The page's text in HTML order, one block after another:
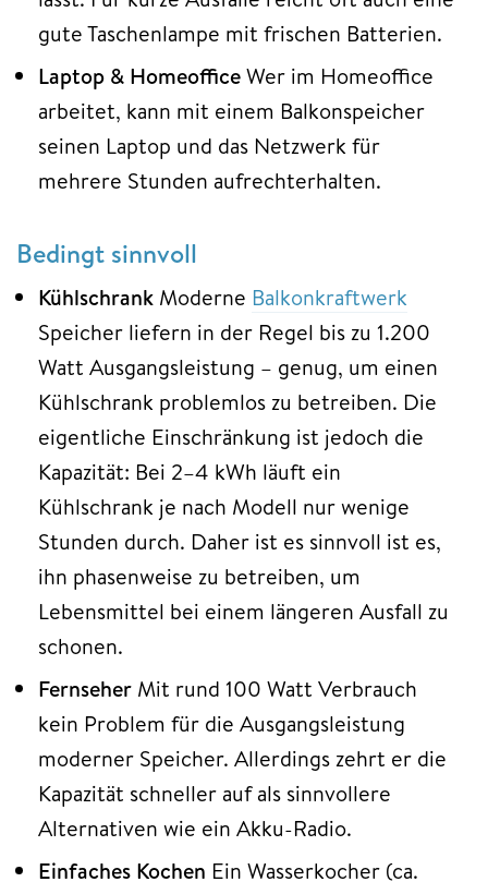
gute Taschenlampe mit frischen Batterien.
Laptop & HomeofficeWer im Homeoffice
arbeitet, kann mit einem Balkonspeicher
seinen Laptop und das Netzwerk für
mehrere Stunden aufrechterhalten.
Bedingt sinnvoll
Kühlschrank Moderne Balkonkraftwerk
Speicher liefern in der Regel bis zu 1.200
Watt Ausgangsleistung – genug, um einen
Kühlschrank problemlos zu betreiben. Die
eigentliche Einschränkung ist jedoch die
Kapazität: Bei 2–4 kWh läuft ein
Kühlschrank je nach Modell nur wenige
Stunden durch. Daher ist es sinnvoll ist es,
ihn phasenweise zu betreiben, um
Lebensmittel bei einem längeren Ausfall zu
schonen.
Fernseher Mit rund 100 Watt Verbrauch
kein Problem für die Ausgangsleistung
moderner Speicher. Allerdings zehrt er die
Kapazität schneller auf als sinnvollere
Alternativen wie ein Akku-Radio.
Einfaches Kochen Ein Wasserkocher (ca.